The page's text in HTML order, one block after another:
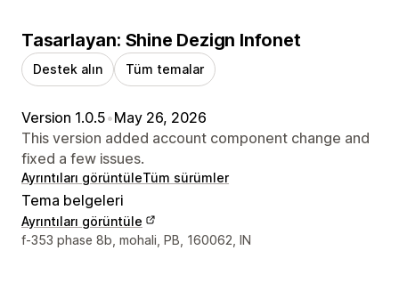
Tasarlayan: Shine Dezign Infonet
Destek alın Tüm temalar
Version 1.0.5•May 26, 2026
This version added account component change and
fixed a few issues.
Ayrıntıları görüntüleTüm sürümler
Tema belgeleri
Ayrıntıları görüntüle
Tasarımcı iletişim bilgileri
f-353 phase 8b, mohali, PB, 160062, IN